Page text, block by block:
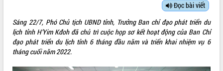
TIN TỨC SỰ KIỆN
SỞ, BAN, NGÀNH
Đọc bài viết
Sáng 22/7, Phó Chủ tịch UBND tỉnh, Trưởng Ban chỉ đạo phát triển du
lịch tỉnh H’Yim Kđoh đã chủ trì cuộc họp sơ kết hoạt động của Ban Chỉ
đạo phát triển du lịch tỉnh 6 tháng đầu năm và triển khai nhiệm vụ 6
tháng cuối năm 2022.